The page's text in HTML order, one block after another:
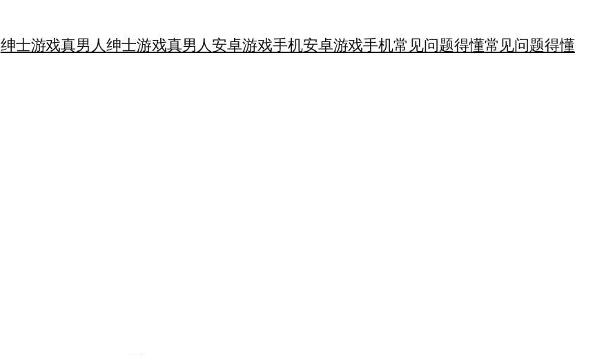
绅士游戏真男人绅士游戏真男人安卓游戏手机安卓游戏手机常见问题得懂常见问题得懂